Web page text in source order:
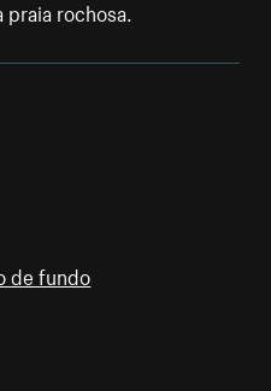
praia rochosa.
de fundo